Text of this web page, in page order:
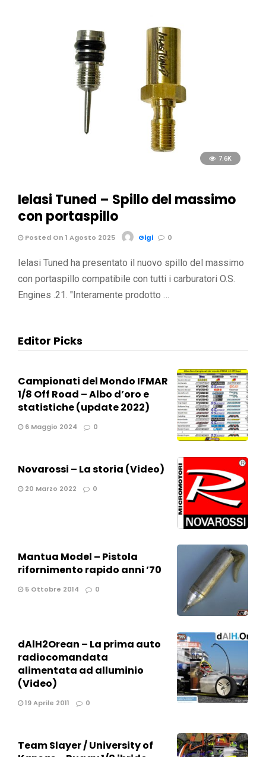
7.6K
Ielasi Tuned – Spillo del massimo
con portaspillo
Posted On 1 Agosto 2025 Gigi 0
Ielasi Tuned ha presentato il nuovo spillo del massimo
con portaspillo compatibile con tutti i carburatori O.S.
Engines .21. "Interamente prodotto …
Editor Picks
Campionati del Mondo IFMAR
1/8 Off Road – Albo d’oro e
statistiche (update 2022)
6 Maggio 2024 0
Novarossi – La storia (Video)
20 Marzo 2022 0
Mantua Model – Pistola
rifornimento rapido anni ’70
5 Ottobre 2014 0
dAlH2Orean – La prima auto
radiocomandata
alimentata ad alluminio
(Video)
19 Aprile 2011 0
Team Slayer / University of